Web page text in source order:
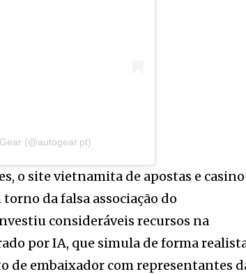
(@autogear.pt)
o site vietnamita de apostas e casino
da falsa associação do
consideráveis recursos na
por IA, que simula de forma
de embaixador com representantes